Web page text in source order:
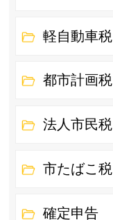
軽自動車税
都市計画税
法人市民税
市たばこ税
確定申告